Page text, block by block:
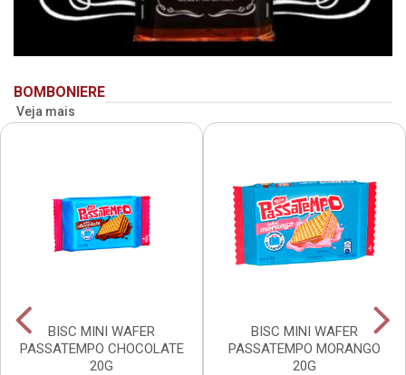
BOMBONIERE
Veja mais
BISC MINI WAFER
PASSATEMPO CHOCOLATE
20G
BISC MINI WAFER
PASSATEMPO MORANGO
20G